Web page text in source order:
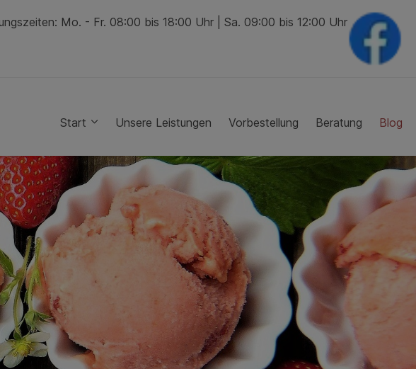
Mo. - Fr. 08:00 bis 18:00 Uhr | Sa. 09:00 bis 12:00 Uhr
Start Unsere Leistungen Vorbestellung Beratung Blog